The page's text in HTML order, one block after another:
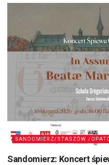
SANDOMIERZ/STASZÓW /
Sandomierz: Koncert